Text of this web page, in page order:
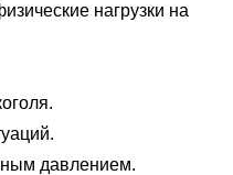
нагрузки на
давлением.